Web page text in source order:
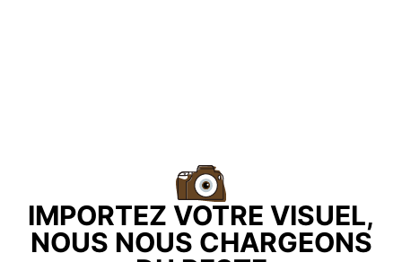
IMPORTEZ VOTRE VISUEL,
NOUS NOUS CHARGEONS